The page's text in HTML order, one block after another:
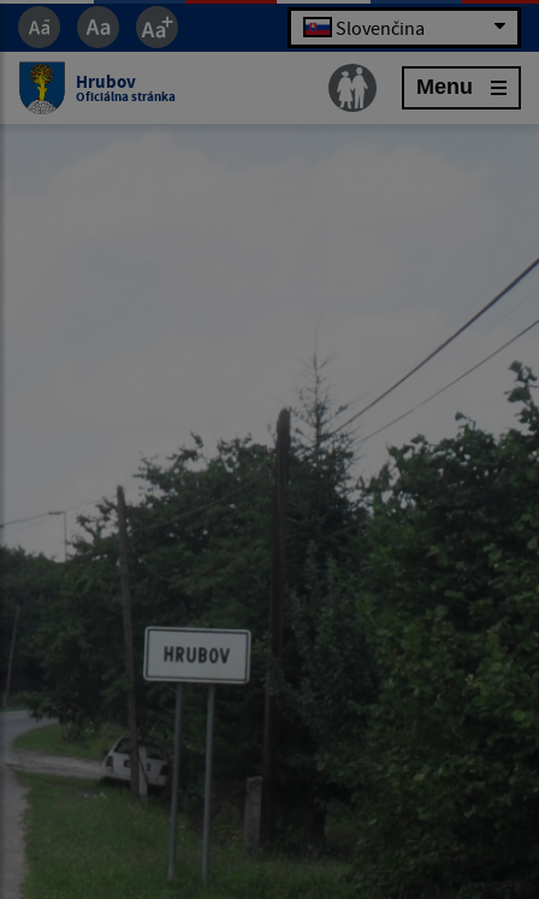
Slovenčina
Hrubov
Oficiálna stránka Menu